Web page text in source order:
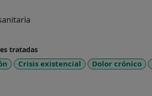
tratadas
Crisis existencial Dolor crónico